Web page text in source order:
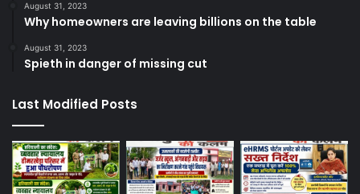
August 31, 2023
Why homeowners are leaving billions on the table
August 31, 2023
Spieth in danger of missing cut
Last Modified Posts